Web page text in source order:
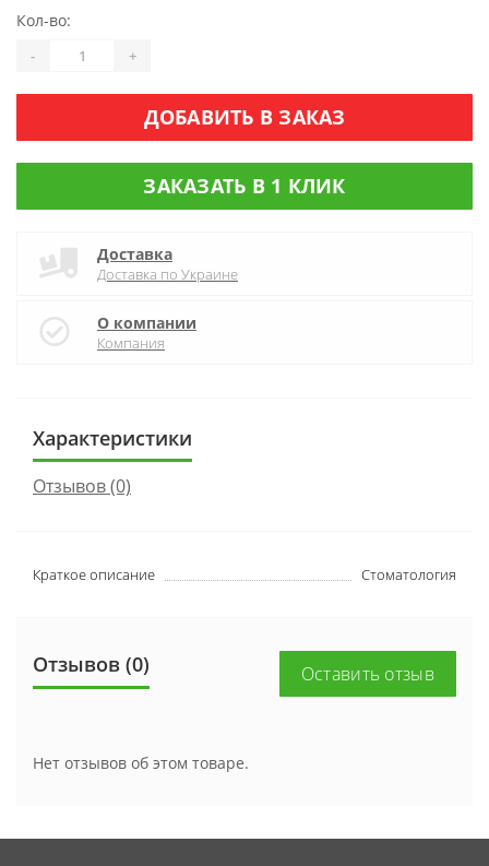
Кол-во:
- +
ДОБАВИТЬ В ЗАКАЗ
ЗАКАЗАТЬ В 1 КЛИК
Доставка
Доставка по Украине
О компании
Компания
Характеристики
Отзывов (0)
Краткое описание Стоматология
Отзывов (0) Оставить отзыв
Нет отзывов об этом товаре.